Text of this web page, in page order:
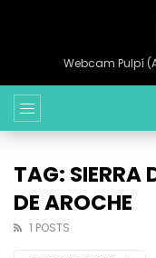
Webcam Pulpí
TAG: SIERRA
DE AROCHE
1 POSTS